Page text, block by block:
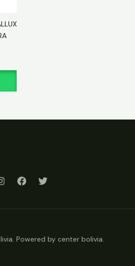
Powered by center bolivia.